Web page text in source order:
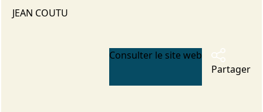
JEAN COUTU
Consulter le site web
Partager